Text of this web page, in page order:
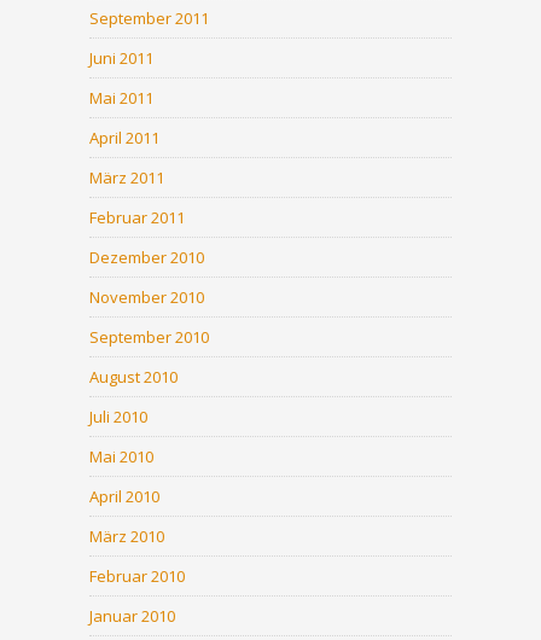
September 2011
Juni 2011
Mai 2011
April 2011
März 2011
Februar 2011
Dezember 2010
November 2010
September 2010
August 2010
Juli 2010
Mai 2010
April 2010
März 2010
Februar 2010
Januar 2010